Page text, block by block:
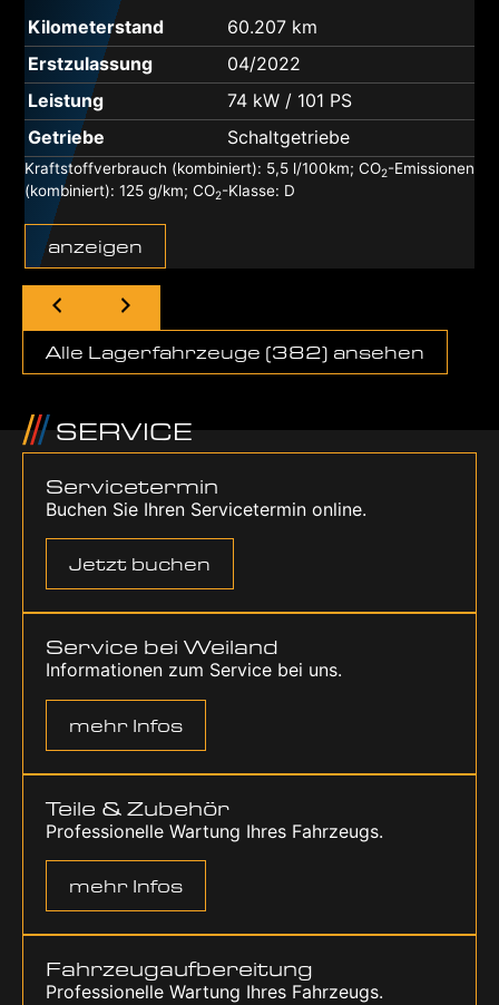
Kilo­me­ter­stand
60.207 km
Erst­zu­las­sung
04/2022
Leis­tung
74 kW / 101 PS
Getrie­be
Schalt­ge­trie­be
Kraft­stoff­ver­brauch (kom­bi­niert): 5,5 l/100km; CO2-Emis­sio­nen
(kom­bi­niert): 125 g/km; CO2-Klas­se: D
anzei­gen
Alle Lager­fahr­zeu­ge (382) anse­hen
SER­VICE
Ser­vice­ter­min
Buchen Sie Ihren Ser­vice­ter­min online.
Jetzt buchen
Ser­vice bei Wei­land
Infor­ma­tio­nen zum Ser­vice bei uns.
mehr Infos
Tei­le & Zube­hör
Pro­fes­sio­nel­le War­tung Ihres Fahr­zeugs.
mehr Infos
Fahr­zeug­auf­be­rei­tung
Pro­fes­sio­nel­le War­tung Ihres Fahr­zeugs.